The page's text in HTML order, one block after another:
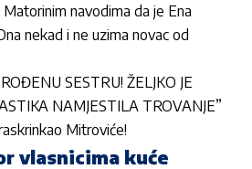
navodima da je Ena
nekad i ne uzima novac od
SESTRU! ŽELJKO JE
NAMJESTILA TROVANJE”
Mitroviće!
vlasnicima kuće